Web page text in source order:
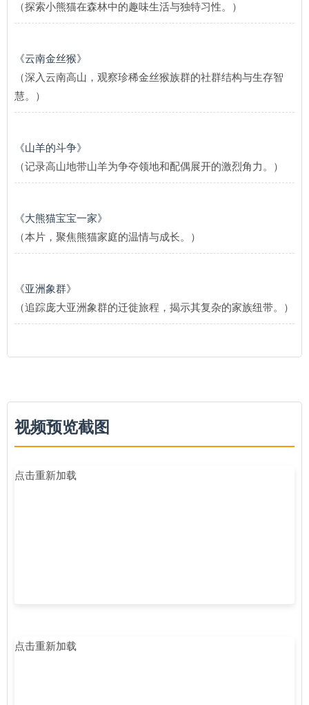
（探索小熊猫在森林中的趣味生活与独特习性。）
《云南金丝猴》
（深入云南高山，观察珍稀金丝猴族群的社群结构与生存智
慧。）
《山羊的斗争》
（记录高山地带山羊为争夺领地和配偶展开的激烈角力。）
《大熊猫宝宝一家》
（本片，聚焦熊猫家庭的温情与成长。）
《亚洲象群》
（追踪庞大亚洲象群的迁徙旅程，揭示其复杂的家族纽带。）
视频预览截图
点击重新加载
点击重新加载